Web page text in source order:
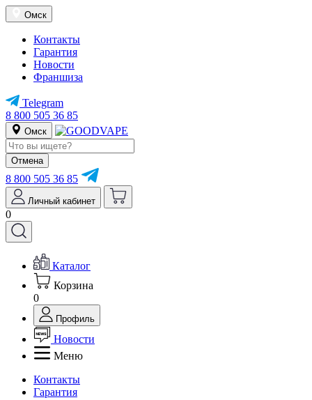
Омск
Контакты
Гарантия
Новости
Франшиза
Telegram
8 800 505 36 85
Омск
Отмена
8 800 505 36 85
Личный кабинет
0
Каталог
Корзина
0
Профиль
Новости
Меню
Контакты
Гарантия